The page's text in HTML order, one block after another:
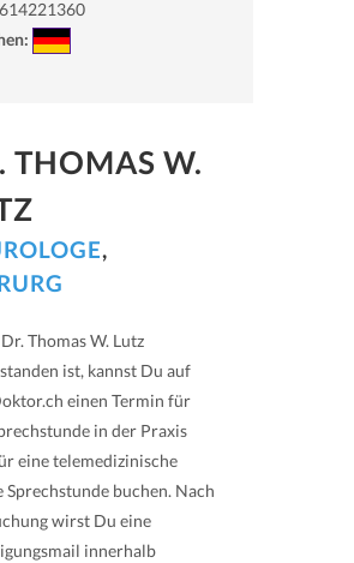
THOMAS W.
,
Thomas W. Lutz
ist, kannst Du auf
einen Termin für
in der Praxis
eine telemedizinische
Sprechstunde buchen. Nach
wirst Du eine
innerhalb